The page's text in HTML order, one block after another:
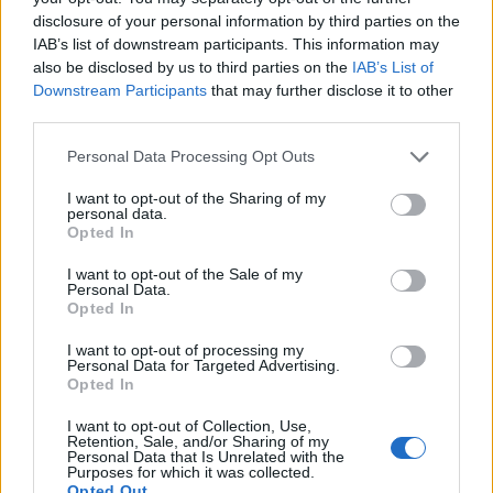
disclosure of your personal information by third parties on the
IAB’s list of downstream participants. This information may
also be disclosed by us to third parties on the IAB’s List of
Downstream Participants that may further disclose it to other
Personal Data Processing Opt Outs
I want to opt-out of the Sharing of my
personal data.
Opted In
I want to opt-out of the Sale of my
Personal Data.
Opted In
I want to opt-out of processing my
Personal Data for Targeted Advertising.
Opted In
I want to opt-out of Collection, Use,
Retention, Sale, and/or Sharing of my
Personal Data that Is Unrelated with the
Purposes for which it was collected.
https://www.youtube.com/watch?v=9Q3kZIweIfA
Volvo V70n
"TDW744 brukis"
(2002)
Citera
Skriv svar
Senaste foruminläggen
Detta köpte jag nyss-tråden